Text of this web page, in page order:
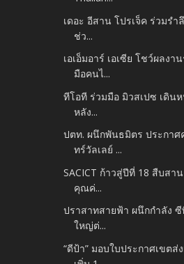
เดอะ อีสาน โปรเจ็ค ร่วมร
ช่ว...
เอเอ็มอาร์ เอเซีย โชว์ผลง
มือคนไ...
ทีโอที ร่วมมือ มิวสเปซ เดิน
หลัง...
ปตท. ผนึกพันธมิตร ประกาศ
ทร์วัลเลย์ ...
SACICT ก้าวสู่ปีที่ 18 สืบสา
คุณค่...
ปราสาทสายฟ้า ผนึกกำลัง
ใหญ่ต่...
“ดีป้า” มอบใบประกาศเขตส่